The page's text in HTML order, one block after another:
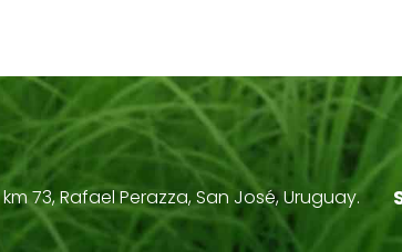
km 73, Rafael Perazza, San José, Uruguay.